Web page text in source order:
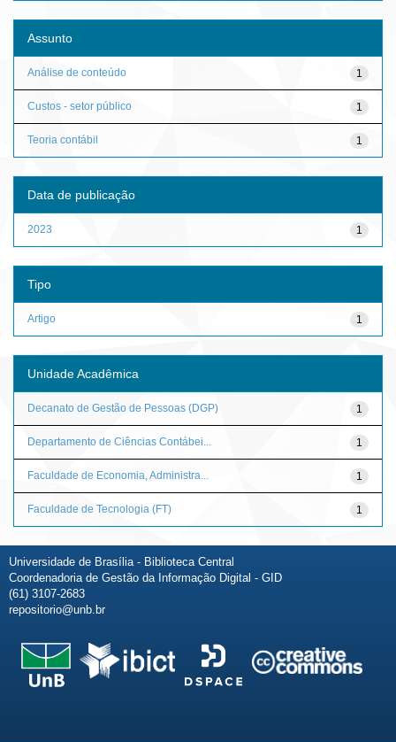
Assunto
1
Análise de conteúdo
1
Custos - setor público
1
Teoria contábil
Data de publicação
1
2023
Tipo
1
Artigo
Unidade Acadêmica
1
Decanato de Gestão de Pessoas (DGP)
1
Departamento de Ciências Contábei...
1
Faculdade de Economia, Administra...
1
Faculdade de Tecnologia (FT)
Universidade de Brasília - Biblioteca Central
Coordenadoria de Gestão da Informação Digital - GID
(61) 3107-2683
repositorio@unb.br